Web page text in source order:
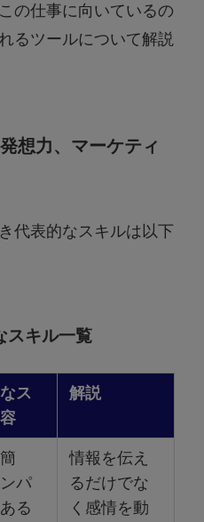
の仕事に向いているの
るツールについて解説
想力、マーケティ
代表的なスキルは以下
スキル一覧
ス
解説
パ
る
情報を伝え
るだけでな
く感情を動